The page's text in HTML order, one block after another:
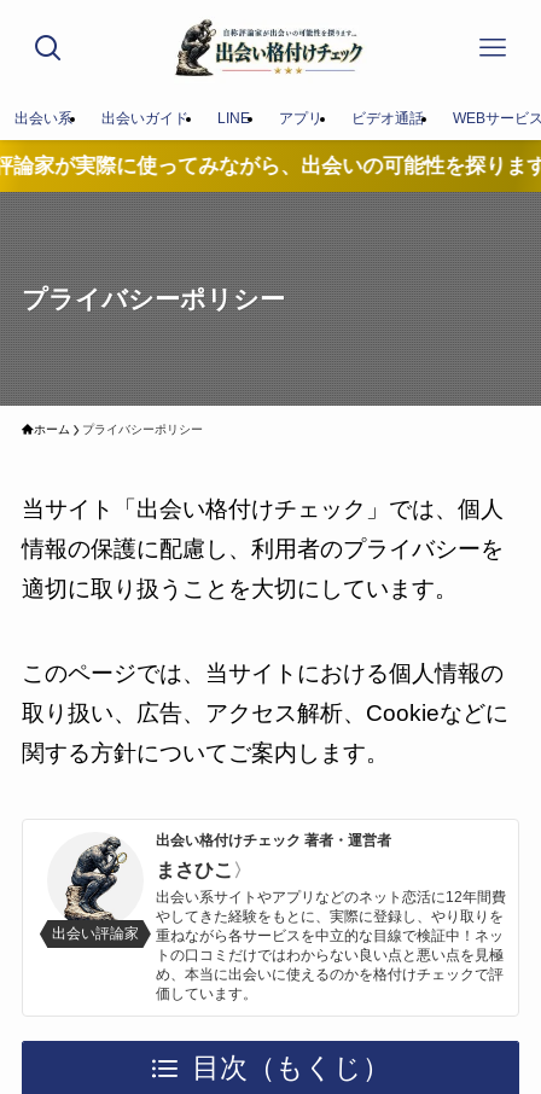
出会い系 出会いガイド LINE アプリ ビデオ通話 WEBサービ
に使ってみながら、出会いの可能性を探ります...
プライバシーポリシー
ホーム プライバシーポリシー
当サイト「出会い格付けチェック」では、個人
情報の保護に配慮し、利用者のプライバシーを
適切に取り扱うことを大切にしています。
このページでは、当サイトにおける個人情報の
取り扱い、広告、アクセス解析、Cookieなどに
関する方針についてご案内します。
出会い評論家
出会い格付けチェック 著者・運営者
まさひこ 〉
出会い系サイトやアプリなどのネット恋活に12年間費
やしてきた経験をもとに、実際に登録し、やり取りを
重ねながら各サービスを中立的な目線で検証中！ネッ
トの口コミだけではわからない良い点と悪い点を見極
め、本当に出会いに使えるのかを格付けチェックで評
価しています。
目次（もくじ）